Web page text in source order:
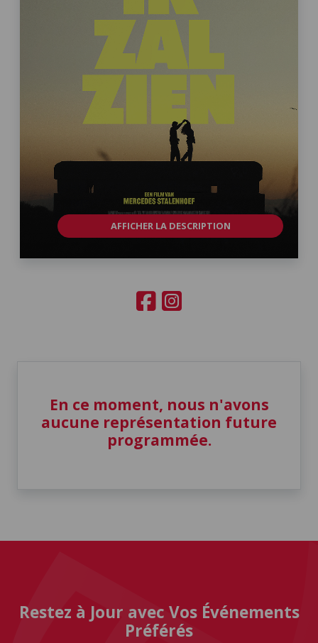
AFFICHER LA DESCRIPTION
En ce moment, nous n'avons
aucune représentation future
programmée.
Restez à Jour avec Vos Événements
Préférés